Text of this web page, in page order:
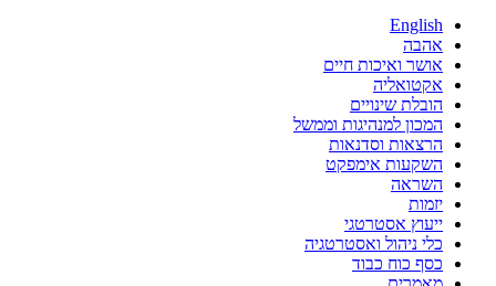
English
אהבה
אושר ואיכות חיים
אקטואליה
הובלת שינויים
המכון למנהיגות וממשל
הרצאות וסדנאות
השקעות אימפקט
השראה
יזמות
ייעוץ אסטרטגי
כלי ניהול ואסטרטגיה
כסף כוח כבוד